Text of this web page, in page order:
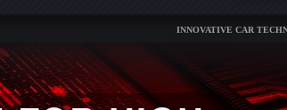
INNOVATIVE CAR TECHNOLOGIES: